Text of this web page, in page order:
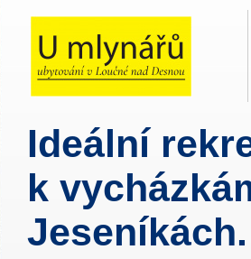
Ideální
k
Jeseníkách.